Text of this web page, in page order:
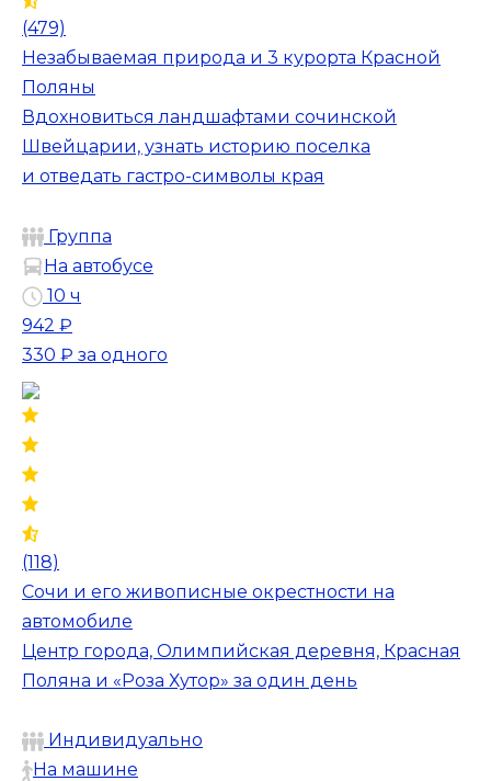
(479)
Незабываемая природа и 3 курорта Красной
Поляны
Вдохновиться ландшафтами сочинской
Швейцарии, узнать историю поселка
и отведать гастро-символы края
Группа
На автобусе
10 ч
942 ₽
330 ₽ за одного
(118)
Сочи и его живописные окрестности на
автомобиле
Центр города, Олимпийская деревня, Красная
Поляна и «Роза Хутор» за один день
Индивидуально
На машине